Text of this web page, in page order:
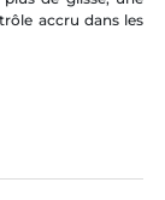
accru dans les